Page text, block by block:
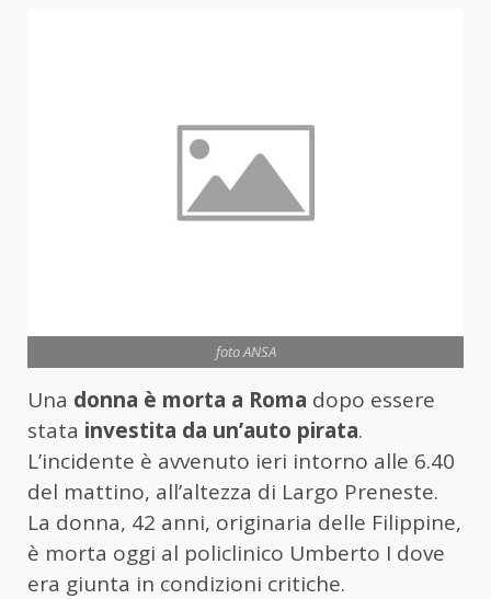
foto ANSA
Una donna è morta a Roma dopo essere
stata investita da un’auto pirata.
L’incidente è avvenuto ieri intorno alle 6.40
del mattino, all’altezza di Largo Preneste.
La donna, 42 anni, originaria delle Filippine,
è morta oggi al policlinico Umberto I dove
era giunta in condizioni critiche.